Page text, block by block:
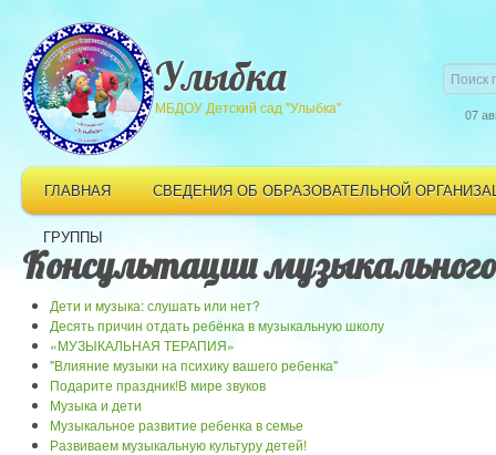
Улыбка
МБДОУ Детский сад "Улыбка" 07
ГЛАВНАЯ СВЕДЕНИЯ ОБ ОБРАЗОВАТЕЛЬНОЙ
ГРУППЫ
Консультации
Дети и музыка: слушать или нет?
Десять причин отдать ребёнка в музыкальную школу
«МУЗЫКАЛЬНАЯ ТЕРАПИЯ»
"Влияние музыки на психику вашего ребенка"
Подарите праздник!В мире звуков
Музыка и дети
Музыкальное развитие ребенка в семье
Развиваем музыкальную культуру детей!